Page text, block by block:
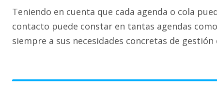
Teniendo en cuenta que cada agenda o cola
contacto puede constar en tantas agendas
siempre a sus necesidades concretas de